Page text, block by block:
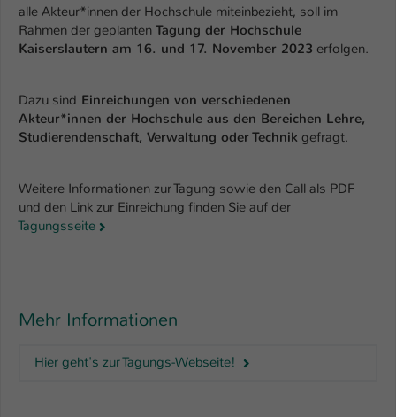
alle Akteur*innen der Hochschule miteinbezieht, soll im
Rahmen der geplanten Tagung der Hochschule
Kaiserslautern am 16. und 17. November 2023 erfolgen.
Dazu sind Einreichungen von verschiedenen
Akteur*innen der Hochschule aus den Bereichen Lehre,
Studierendenschaft, Verwaltung oder Technik gefragt.
Weitere Informationen zur Tagung sowie den Call als PDF
und den Link zur Einreichung finden Sie auf der
Tagungsseite
Mehr Informationen
Hier geht's zur Tagungs-Webseite!
Zweck
Einstellungen. Unter anderem eine zufällig
generierte ID, für die historische
Speicherung Ihrer vorgenommen
Name fe_typo_user / PHPSESSID
Laufzeit 1 Woche
Zweck
kann der eingeloggte Benutzer
gewährt.